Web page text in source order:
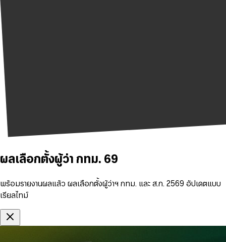
ผลเลือกตั้งผู้ว่า กทม. 69
พร้อมรายงานผลแล้ว ผลเลือกตั้งผู้ว่าฯ กทม. และ ส.ก. 2569 อัปเดตแบบ
เรียลไทม์